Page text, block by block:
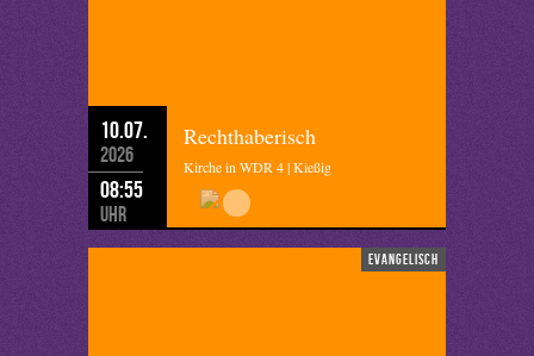
10.07.
2026
08:55
Uhr
Rechthaberisch
Kirche in WDR 4 | Kießig
evangelisch